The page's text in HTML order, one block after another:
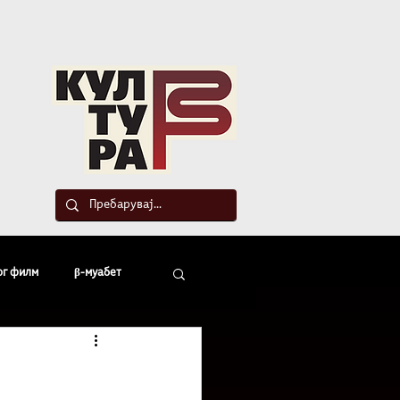
филм β-муабет